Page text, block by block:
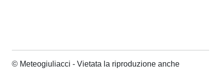
© Meteogiuliacci - Vietata la riproduzione anche